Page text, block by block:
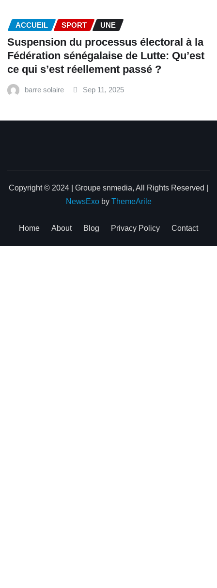
ACCUEIL SPORT UNE
‎Suspension du processus électoral à la
Fédération sénégalaise de Lutte: Qu’est
ce qui s’est réellement passé ? ‎‎
barre solaire Sep 11, 2025
Copyright © 2024 | Groupe snmedia, All Rights Reserved
NewsExoby ThemeArile
Home About Blog Privacy Policy Contact